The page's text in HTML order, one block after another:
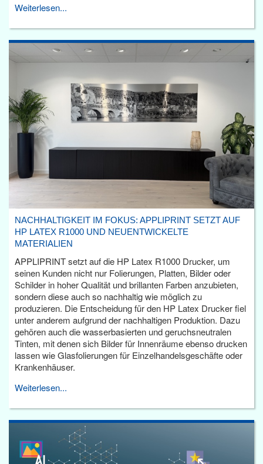
Weiterlesen...
NACHHALTIGKEIT IM FOKUS: APPLIPRINT SETZT AUF
HP LATEX R1000 UND NEUENTWICKELTE
MATERIALIEN
APPLIPRINT setzt auf die HP Latex R1000 Drucker, um
seinen Kunden nicht nur Folierungen, Platten, Bilder oder
Schilder in hoher Qualität und brillanten Farben anzubieten,
sondern diese auch so nachhaltig wie möglich zu
produzieren. Die Entscheidung für den HP Latex Drucker fiel
unter anderem aufgrund der nachhaltigen Produktion. Dazu
gehören auch die wasserbasierten und geruchsneutralen
Tinten, mit denen sich Bilder für Innenräume ebenso drucken
lassen wie Glasfolierungen für Einzelhandelsgeschäfte oder
Krankenhäuser.
Weiterlesen...